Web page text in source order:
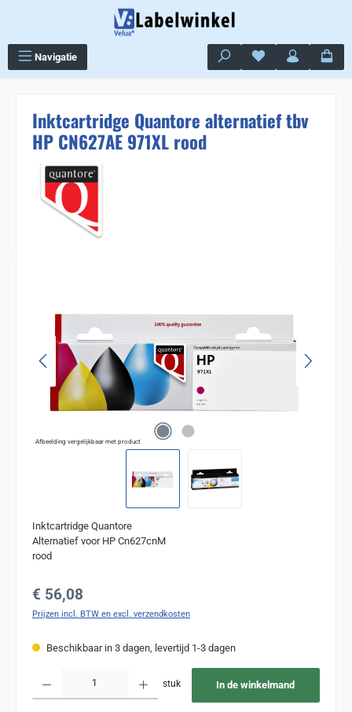
Navigatie Je hebt 0 items op
Inktcartridge Quantore alternatief tbv
HP CN627AE 971XL rood
Afbeelding vergelijkbaar met product
Inktcartridge Quantore
Alternatief voor HP Cn627cnM
rood
Normale prijs:
€ 56,08
Prijzen incl. BTW en excl. verzendkosten
Beschikbaar in 3 dagen, levertijd 1-3 dagen
stuk In de winkelmand